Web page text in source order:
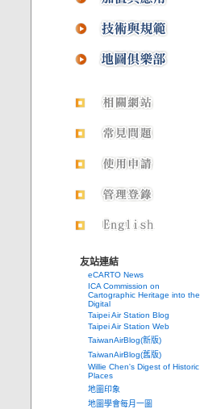
友站連結
eCARTO News
ICA Commission on
Cartographic Heritage into the
Digital
Taipei Air Station Blog
Taipei Air Station Web
TaiwanAirBlog(新版)
TaiwanAirBlog(舊版)
Willie Chen's Digest of Historic
Places
地圖印象
地圖學會每月一圖